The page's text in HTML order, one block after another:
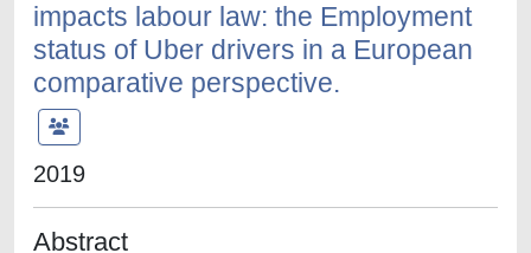
impacts labour law: the Employment
status of Uber drivers in a European
comparative perspective.
2019
Abstract